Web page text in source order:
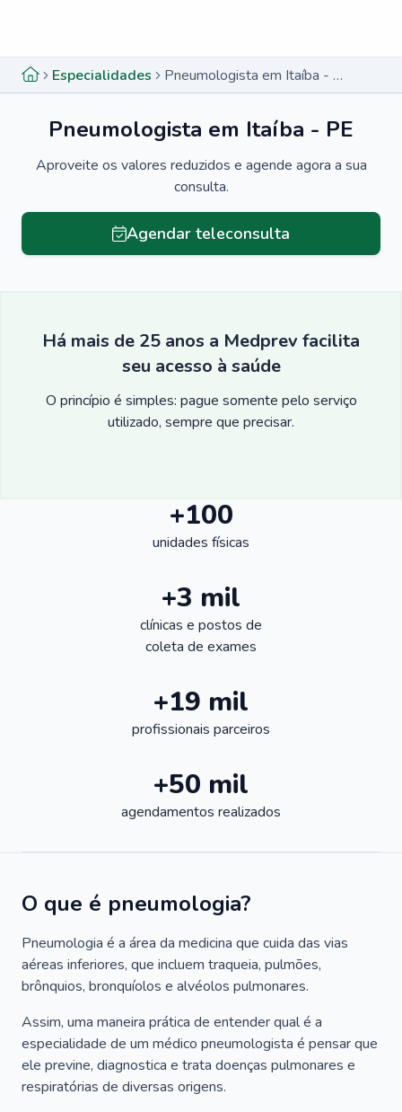
Especialidades Pneumologista em Itaíba - PE
Pneumologista em Itaíba - PE
Aproveite os valores reduzidos e agende agora a sua
consulta.
Agendar teleconsulta
Há mais de 25 anos a Medprev facilita
seu acesso à saúde
O princípio é simples: pague somente pelo serviço
utilizado, sempre que precisar.
+100
unidades físicas
+3 mil
clínicas e postos de
coleta de exames
+19 mil
profissionais parceiros
+50 mil
agendamentos realizados
O que é pneumologia?
Pneumologia é a área da medicina que cuida das vias
aéreas inferiores, que incluem traqueia, pulmões,
brônquios, bronquíolos e alvéolos pulmonares.
Assim, uma maneira prática de entender qual é a
especialidade de um médico pneumologista é pensar que
ele previne, diagnostica e trata doenças pulmonares e
respiratórias de diversas origens.